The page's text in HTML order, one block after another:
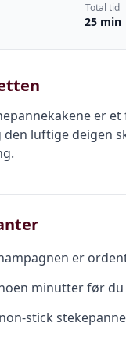
Total tid
25 min
er
den luftige deigen
er
minutter før
stick